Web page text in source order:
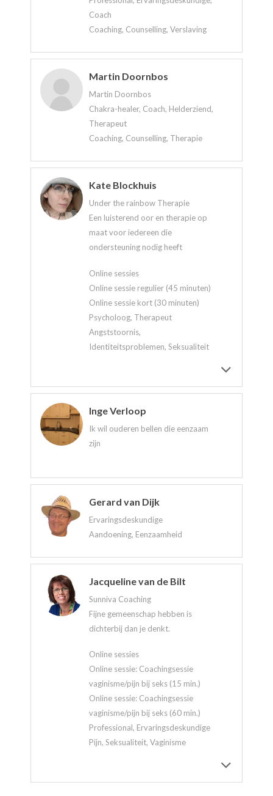
Coach
Coaching, Counselling, Verslaving
Martin Doornbos
Martin Doornbos
Chakra-healer, Coach, Helderziend,
Therapeut
Coaching, Counselling, Therapie
Kate Blockhuis
Under the rainbow Therapie
Een luisterend oor en therapie op
maat voor iedereen die
ondersteuning nodig heeft
Online sessies
Online sessie regulier (45 minuten)
Online sessie kort (30 minuten)
Psycholoog, Therapeut
Angststoornis,
Identiteitsproblemen, Seksualiteit
Inge Verloop
Ik wil ouderen bellen die eenzaam
zijn
Gerard van Dijk
Ervaringsdeskundige
Aandoening, Eenzaamheid
Jacqueline van de Bilt
Sunniva Coaching
Fijne gemeenschap hebben is
dichterbij dan je denkt.
Online sessies
Online sessie: Coachingsessie
vaginisme/pijn bij seks (15 min.)
Online sessie: Coachingsessie
vaginisme/pijn bij seks (60 min.)
Professional, Ervaringsdeskundige
Pijn, Seksualiteit, Vaginisme